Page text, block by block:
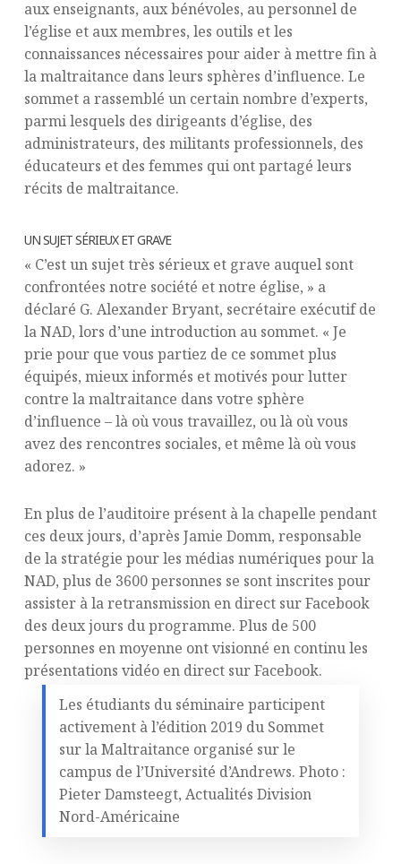
aux enseignants, aux bénévoles, au personnel de
l’église et aux membres, les outils et les
connaissances nécessaires pour aider à mettre fin à
la maltraitance dans leurs sphères d’influence. Le
sommet a rassemblé un certain nombre d’experts,
parmi lesquels des dirigeants d’église, des
administrateurs, des militants professionnels, des
éducateurs et des femmes qui ont partagé leurs
récits de maltraitance.
UN SUJET SÉRIEUX ET GRAVE
« C’est un sujet très sérieux et grave auquel sont
confrontées notre société et notre église, » a
déclaré G. Alexander Bryant, secrétaire exécutif de
la NAD, lors d’une introduction au sommet. « Je
prie pour que vous partiez de ce sommet plus
équipés, mieux informés et motivés pour lutter
contre la maltraitance dans votre sphère
d’influence – là où vous travaillez, ou là où vous
avez des rencontres sociales, et même là où vous
adorez. »
En plus de l’auditoire présent à la chapelle pendant
ces deux jours, d’après Jamie Domm, responsable
de la stratégie pour les médias numériques pour la
NAD, plus de 3600 personnes se sont inscrites pour
assister à la retransmission en direct sur Facebook
des deux jours du programme. Plus de 500
personnes en moyenne ont visionné en continu les
présentations vidéo en direct sur Facebook.
Les étudiants du séminaire participent
activement à l’édition 2019 du Sommet
sur la Maltraitance organisé sur le
campus de l’Université d’Andrews. Photo :
Pieter Damsteegt, Actualités Division
Nord-Américaine